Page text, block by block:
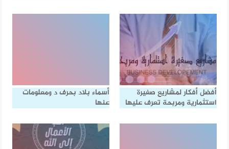
أفضل أفكار لمشاريع صغيرة
استثمارية ومربحة تعرف عليها
أسماء بلاد بحرف د ومعلومات
عنها